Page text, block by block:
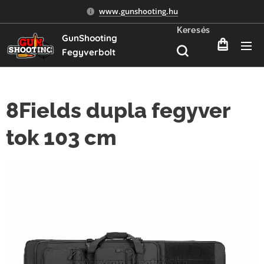
www.gunshooting.hu
GunShooting
Fegyverbolt
Keresés
8Fields dupla fegyver
tok 103 cm